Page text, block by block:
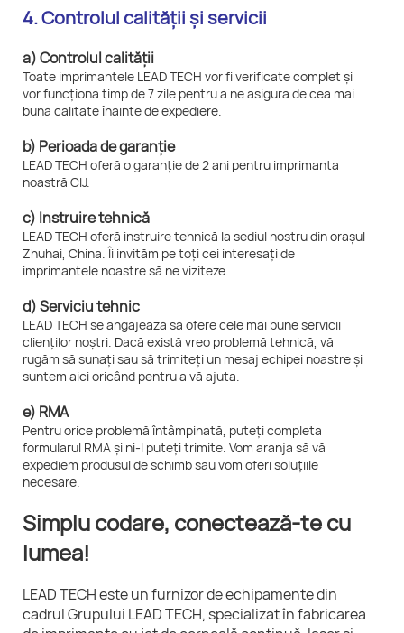
4. Controlul calității și servicii
a) Controlul calității
Toate imprimantele LEAD TECH vor fi verificate complet și
vor funcționa timp de 7 zile pentru a ne asigura de cea mai
bună calitate înainte de expediere.
b) Perioada de garanție
LEAD TECH oferă o garanție de 2 ani pentru imprimanta
noastră CIJ.
c) Instruire tehnică
LEAD TECH oferă instruire tehnică la sediul nostru din orașul
Zhuhai, China. Îi invităm pe toți cei interesați de
imprimantele noastre să ne viziteze.
d) Serviciu tehnic
LEAD TECH se angajează să ofere cele mai bune servicii
clienților noștri. Dacă există vreo problemă tehnică, vă
rugăm să sunați sau să trimiteți un mesaj echipei noastre și
suntem aici oricând pentru a vă ajuta.
e) RMA
Pentru orice problemă întâmpinată, puteți completa
formularul RMA și ni-l puteți trimite. Vom aranja să vă
expediem produsul de schimb sau vom oferi soluțiile
necesare.
Simplu codare, conectează-te cu
lumea!
LEAD TECH este un furnizor de echipamente din
cadrul Grupului LEAD TECH, specializat în fabricarea